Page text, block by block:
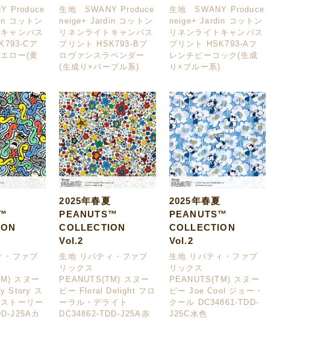
Produce
コットン
ャンバス
Cア
ロー(黄
生地 SWANY Produce
neige+ Jardin コットン
リネンライトキャンバス
プリント HSK793-Bプ
ロヴァンスラベンダー
(生成り×パープル系)
生地 SWANY Produce
neige+ Jardin コットン
リネンライトキャンバス
プリント HSK793-Aフ
レンチピーコック(生成
り×ブルー系)
・ファブ
スヌー
Story ス
トーリー
J25Aカ
2025年春夏
PEANUTS™
COLLECTION
Vol.2
生地 リバティ・ファブ
リックス
PEANUTS(TM) スヌー
ピー Floral Delight フロ
ーラル・デライト
DC34862-TDD-J25A赤
2025年春夏
PEANUTS™
COLLECTION
Vol.2
生地 リバティ・ファブ
リックス
PEANUTS(TM) スヌー
ピー Joe Cool ジョー・
クール DC34861-TDD-
J25C水色